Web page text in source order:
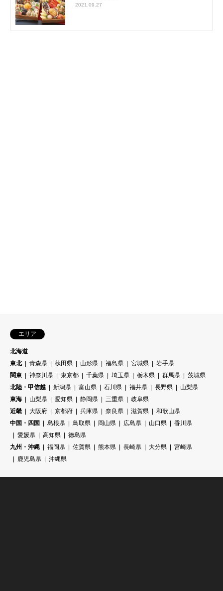
2021.09.27
エリア
北海道
東北
青森県 秋田県 山形県 福島県 宮城県
岩手県
関東
神奈川県 東京都 千葉県 埼玉県 栃木県 群馬県
茨城県
北陸・甲信越
新潟県 富山県 石川県 福井県 長野県
山梨県
東海
山梨県 愛知県 静岡県 三重県
岐阜県
近畿
大阪府 京都府 兵庫県 奈良県 滋賀県
和歌山県
中国・四国
島根県 鳥取県 岡山県 広島県 山口県
香川県
愛媛県
高知県
徳島県
九州・沖縄
福岡県 佐賀県 熊本県 長崎県 大分県
宮崎県
鹿児島県
沖縄県